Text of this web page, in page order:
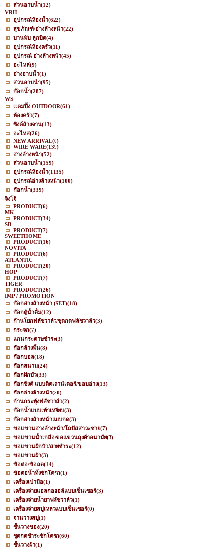
ส่วนอาบน้ำ(12)
VRH
อุปกรณ์ห้องน้ำ(622)
สุขภัณฑ์/อ่างล้างหน้า(22)
บานพับ ลูกบิด(4)
อุปกรณ์ห้องครัว(11)
อุปกรณ์ อ่างล้างหน้า(45)
อะไหล่(9)
อ่างอาบน้ำ(1)
ส่วนอาบน้ำ(95)
ก๊อกน้ำ(287)
WS
เเคมปิ้ง OUTDOOR(61)
ห้องครัว(7)
ซิงค์ล้างจาน(13)
อะไหล่(26)
NEW ARRIVAL(0)
WIRE WARE(139)
อ่างล้างหน้า(52)
ส่วนอาบน้ำ(159)
อุปกรณ์ห้องน้ำ(1135)
อุปกรณ์อ่างล้างหน้า(100)
ก๊อกน้ำ(339)
จิงโจ้
PRODUCT(6)
MK
PRODUCT(34)
SB
PRODUCT(7)
SWEETHOME
PRODUCT(16)
NOVITA
PRODUCT(6)
ATLANTIC
PRODUCT(20)
HOP
PRODUCT(7)
TIGER
PRODUCT(26)
IMP / PROMOTION
ก๊อกอ่างล้างหน้า (SET)(18)
ก๊อกตู้น้ำดื่ม(12)
ก้านโยกฟลัชวาล์ว/ชุดกดฟลัชวาล์ว(3)
กระจก(7)
แกนกระดาษชำระ(3)
ก๊อกล้างพื้น(8)
ก๊อกบอล(18)
ก๊อกสนาม(24)
ก๊อกฝักบัว(33)
ก๊อกซิงค์ แบบติดเคาน์เตอร์/ขอบอ่าง(13)
ก๊อกอ่างล้างหน้า(30)
ก้านกระทุ้งฟลัชวาล์ว(2)
ก๊อกน้ำแบบเท้าเหยียบ(3)
ก๊อกอ่างล้างหน้าแบบกด(3)
ขอแขวนอ่างล้างหน้า/โถปัสสาวะชาย(7)
ขอแขวนน้ำเกลือ/ขอแขวนถุงผ้าอนามัย(3)
ขอแขวนฝักบัว/สายชำระ(12)
ขอแขวนผ้า(3)
ข้อต่อ/ข้อลด(14)
ข้อต่อน้ำทิ้งชักโครก(1)
เครื่องเป่ามือ(1)
เครื่องจ่ายแอลกอฮอล์แบบเซ็นเซอร์(3)
เครื่องจ่ายน้ำยาฟลัชวาล์ว(1)
เครื่องจ่ายสบู่เหลวแบบเซ็นเซอร์(0)
จานวางสบู่(1)
ชั้นวางของ(20)
ชุดกดชำระชักโครก(60)
ชั้นวางผ้า(1)